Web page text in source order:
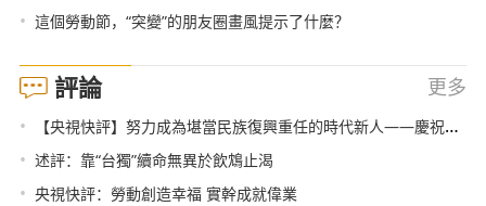
• 這個勞動節，“突變”的朋友圈畫風提示了什麼？
評論 更多
• 【央視快評】努力成為堪當民族復興重任的時代新人——慶祝五四青年節
• 述評：靠“台獨”續命無異於飲鴆止渴
• 央視快評：勞動創造幸福 實幹成就偉業